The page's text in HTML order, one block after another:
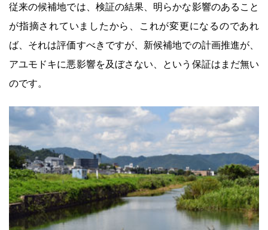
従来の候補地では、検証の結果、明らかな影響のあること
が指摘されていましたから、これが変更になるのであれ
ば、それは評価すべきですが、新候補地での計画推進が、
アユモドキに悪影響を及ぼさない、という保証はまだ無い
のです。